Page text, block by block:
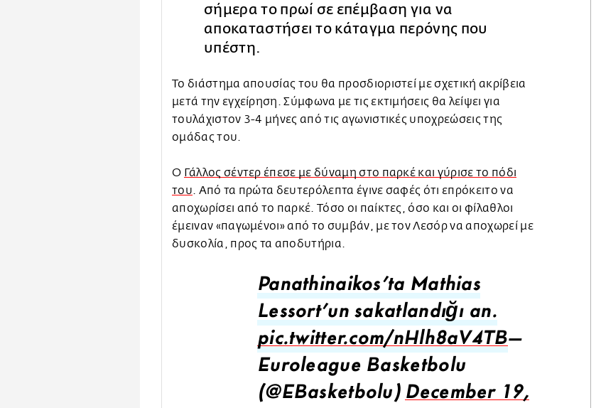
σήμερα το πρωί σε επέμβαση για να
αποκαταστήσει το κάταγμα περόνης που
υπέστη.
Το διάστημα απουσίας του θα προσδιοριστεί με σχετική ακρίβεια
μετά την εγχείρηση. Σύμφωνα με τις εκτιμήσεις θα λείψει για
τουλάχιστον 3-4 μήνες από τις αγωνιστικές υποχρεώσεις της
ομάδας του.
Ο Γάλλος σέντερ έπεσε με δύναμη στο παρκέ και γύρισε το πόδι
του. Από τα πρώτα δευτερόλεπτα έγινε σαφές ότι επρόκειτο να
αποχωρίσει από το παρκέ. Τόσο οι παίκτες, όσο και οι φίλαθλοι
έμειναν «παγωμένοι» από το συμβάν, με τον Λεσόρ να αποχωρεί με
δυσκολία, προς τα αποδυτήρια.
Panathinaikos’ta Mathias
Lessort’un sakatlandığı an.
pic.twitter.com/nHlh8aV4TB—
Euroleague Basketbolu
(@EBasketbolu) December 19,